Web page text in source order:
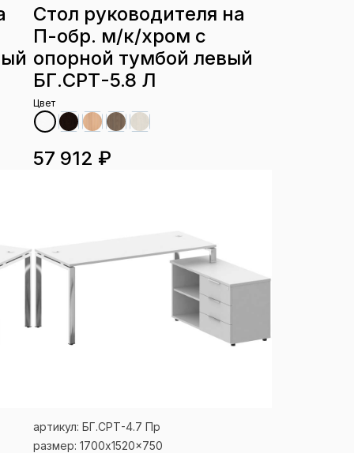
Стол руководителя на
П-обр. м/к/хром с
опорной тумбой левый
БГ.СРТ-5.8 Л
Цвет
57 912 ₽
артикул: БГ.СРТ-4.7 Пр
размер: 1700x1520x750